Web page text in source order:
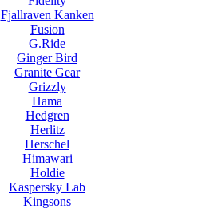
Fjallraven Kanken
Fusion
G.Ride
Ginger Bird
Granite Gear
Grizzly
Hama
Hedgren
Herlitz
Herschel
Himawari
Holdie
Kaspersky Lab
Kingsons